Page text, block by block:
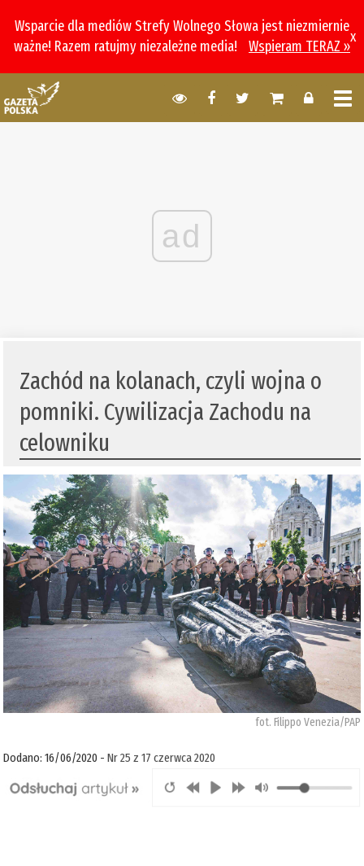
Wsparcie dla mediów Strefy Wolnego Słowa jest niezmiernie
ważne! Razem ratujmy niezależne media!
Wspieram TERAZ »
x
ad
Zachód na kolanach, czyli wojna o
pomniki. Cywilizacja Zachodu na
celowniku
fot. Filippo Venezia/PAP
Dodano: 16/06/2020 -Nr 25 z 17 czerwca 2020